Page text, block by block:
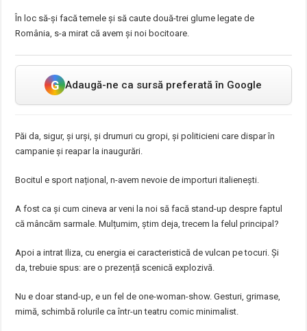
În loc să-și facă temele și să caute două-trei glume legate de
România, s-a mirat că avem și noi bocitoare.
G Adaugă-ne ca sursă preferată în Google
Păi da, sigur, și urși, și drumuri cu gropi, și politicieni care dispar în
campanie și reapar la inaugurări.
Bocitul e sport național, n-avem nevoie de importuri italienești.
A fost ca și cum cineva ar veni la noi să facă stand-up despre faptul
că mâncăm sarmale. Mulțumim, știm deja, trecem la felul principal?
Apoi a intrat Iliza, cu energia ei caracteristică de vulcan pe tocuri. Și
da, trebuie spus: are o prezență scenică explozivă.
Nu e doar stand-up, e un fel de one-woman-show. Gesturi, grimase,
mimă, schimbă rolurile ca într-un teatru comic minimalist.